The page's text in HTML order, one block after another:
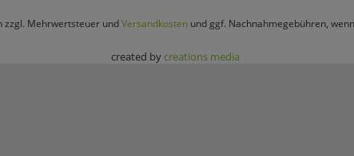
zzgl. Mehrwertsteuer undVersandkosten und ggf. Nachnahmegebühren,
created by creations media